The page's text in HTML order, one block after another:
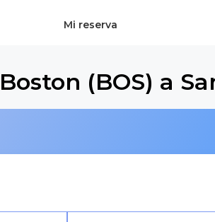
Mi reserva
(BOS) a